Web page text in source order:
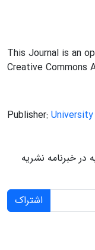
This Journal is an
Creative Commons
Publisher:
در خبرنامه نشریه
اشتراک